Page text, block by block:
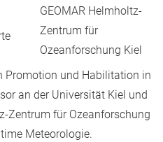
GEOMAR Helmholtz-
Zentrum für
Ozeanforschung Kiel
Promotion und Habilitation in
an der Universität Kiel und
Zentrum für Ozeanforschung
Meteorologie.